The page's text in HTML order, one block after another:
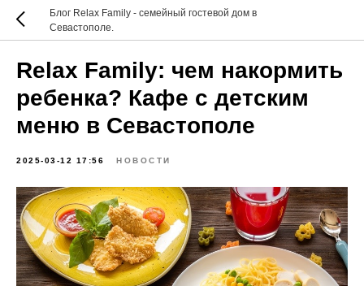
Блог Relax Family - семейный гостевой дом в
Севастополе.
Relax Family: чем накормить
ребенка? Кафе с детским
меню в Севастополе
2025-03-12 17:56 НОВОСТИ